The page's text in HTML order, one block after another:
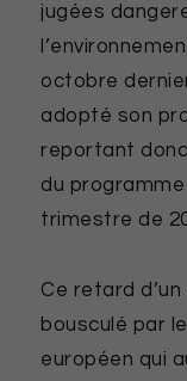
jugées
octobre
adopté son
reportant donc
du
trimestre de
Ce retard
bousculé par
européen qui